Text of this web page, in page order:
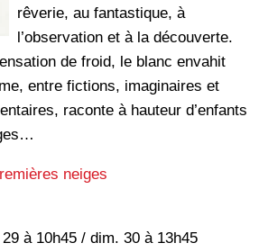
rêverie, au fantastique, à
l’observation et à la découverte.
de froid, le blanc envahit
entre fictions, imaginaires et
raconte à hauteur d’enfants
neiges
à 10h45 / dim. 30 à 13h45